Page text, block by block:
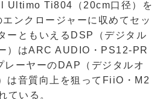
Ultimo Ti804（20cm口径）を
ンクロージャーに収めてセッ
ーともいえるDSP（デジタル
）はARC AUDIO・PS12-PR
レーヤーのDAP（デジタルオ
は音質向上を狙ってFiiO・M2
ている。